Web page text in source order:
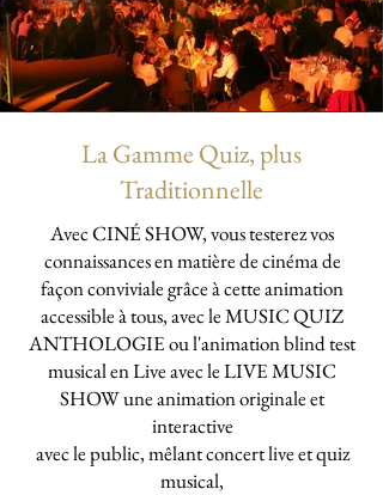
La Gamme Quiz, plus
Traditionnelle
Avec CINÉ SHOW, vous testerez vos
connaissances en matière de cinéma de
façon conviviale grâce à cette animation
accessible à tous, avec le MUSIC QUIZ
ANTHOLOGIE ou l'animation blind test
musical en Live avec le LIVE MUSIC
SHOW une animation originale et
interactive
avec le public, mêlant concert live et quiz
musical,